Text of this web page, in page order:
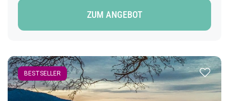
schönsten Weihnachtsmärkten in Deutschland.
ZUM ANGEBOT
BESTSELLER Zur